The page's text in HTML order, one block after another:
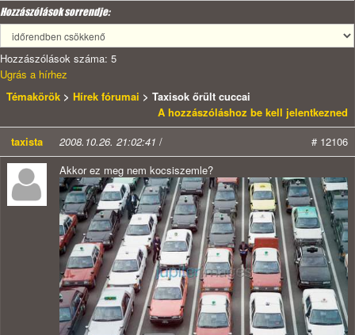
Hozzászólások sorrendje:
Hozzászólások száma: 5
Ugrás a hírhez
Témakörök > Hírek fórumai > Taxisok őrült cuccai
A hozzászóláshoz be kell jelentkezned
taxista
2008.10.26. 21:02:41 /
# 12106
Akkor ez meg nem kocsiszemle?